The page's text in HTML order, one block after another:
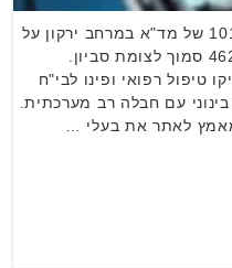
בשעה 13:48 התקבל דיווח במוקד 101 של מד"א במרחב ירקון על
רוכב אופנוע שנפגע מרכב בכביש 4622 סמוך לצומת סביון.
טיפול רפואי ופינו לבי"ח
גבר בן 26 במצב בינוני עם חבלה רב מערכתית.
מאמץ לאתר את בעלי …